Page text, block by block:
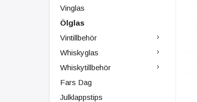
Vinglas
Ölglas
Vintillbehör
Whiskyglas
Whiskytillbehör
Fars Dag
Julklappstips